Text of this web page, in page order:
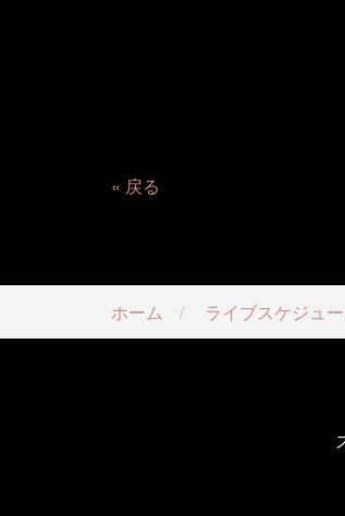
戻る
ホーム ライブスケジュ